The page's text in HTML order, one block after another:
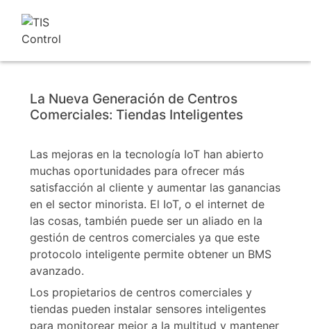
La Nueva Generación de Centros
Comerciales: Tiendas Inteligentes
Las mejoras en la tecnología IoT han abierto
muchas oportunidades para ofrecer más
satisfacción al cliente y aumentar las ganancias
en el sector minorista. El IoT, o el internet de
las cosas, también puede ser un aliado en la
gestión de centros comerciales ya que este
protocolo inteligente permite obtener un BMS
avanzado.
Los propietarios de centros comerciales y
tiendas pueden instalar sensores inteligentes
para monitorear mejor a la multitud y mantener